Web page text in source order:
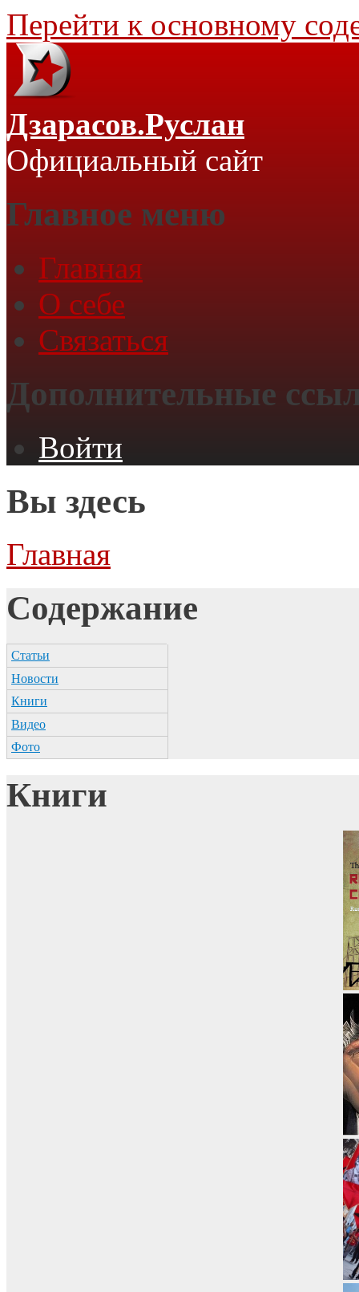
Перейти к основному
Дзарасов.Руслан
Официальный сайт
Главное меню
Главная
О себе
Связаться
Дополнительные
Войти
Вы здесь
Главная
Содержание
Статьи
Новости
Книги
Видео
Фото
Книги